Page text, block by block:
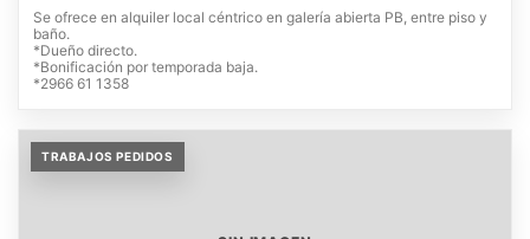
Se ofrece en alquiler local céntrico en galería abierta PB, entre piso y
baño.
*Dueño directo.
*Bonificación por temporada baja.
*2966 61 1358
TRABAJOS PEDIDOS